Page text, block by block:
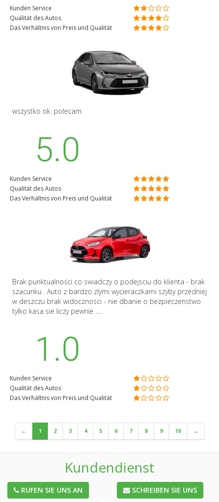
Kunden Service
Qualität des Autos
Das Verhältnis von Preis und Qualität
wszystko ok. polecam
5.0
Kunden Service
Qualität des Autos
Das Verhältnis von Preis und Qualität
Brak punktualności co swiadczy o podejsciu do klienta - brak
szacunku . Auto z bardzo zlymi wycieraczkami szyby przedniej
w deszczu brak widocznosci - nie dbanie o bezpieczenstwo
tylko kasa sie liczy pewnie .....
1.0
Kunden Service
Qualität des Autos
Das Verhältnis von Preis und Qualität
← 1 2 3 4 5 6 7 8 9 10 →
Kundendienst
RUFEN SIE UNS AN SCHREIBEN SIE UNS